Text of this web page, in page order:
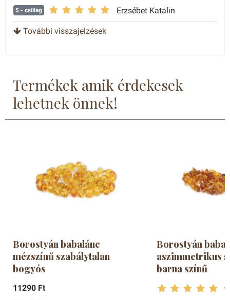
5 - csillag Erzsébet Katalin
További visszajelzések
Termékek amik érdekesek
lehetnek önnek!
Borostyán babalánc
mézszínű szabálytalan
bogyós
11290 Ft
Borostyán
aszimmetrikus
barna színű